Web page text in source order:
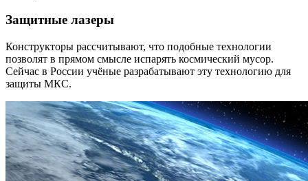
Защитные лазеры
Конструкторы рассчитывают, что подобные технологии
позволят в прямом смысле испарять космический мусор.
Сейчас в России учёные разрабатывают эту технологию для
защиты МКС.